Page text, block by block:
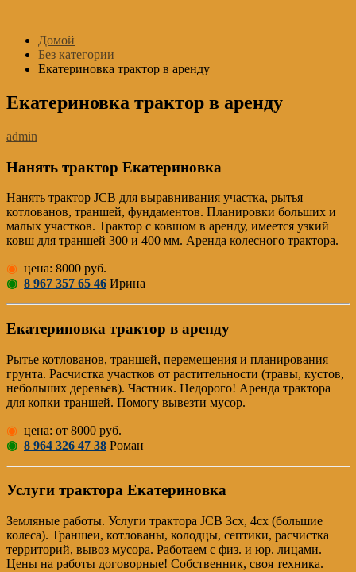
содержимому
Домой
Без категории
Екатериновка трактор в аренду
Екатериновка трактор в аренду
admin
Нанять трактор Екатериновка
Нанять трактор JCB для выравнивания участка, рытья
котлованов, траншей, фундаментов. Планировки больших и
малых участков. Трактор с ковшом в аренду, имеется узкий
ковш для траншей 300 и 400 мм. Аренда колесного трактора.
◉ цена: 8000 руб.
◉ 8 967 357 65 46 Ирина
Екатериновка трактор в аренду
Рытье котлованов, траншей, перемещения и планирования
грунта. Расчистка участков от растительности (травы, кустов,
небольших деревьев). Частник. Недорого! Аренда трактора
для копки траншей. Помогу вывезти мусор.
◉ цена: от 8000 руб.
◉ 8 964 326 47 38 Роман
Услуги трактора Екатериновка
Земляные работы. Услуги трактора JCB 3cx, 4cx (большие
колеса). Траншеи, котлованы, колодцы, септики, расчистка
территорий, вывоз мусора. Работаем с физ. и юр. лицами.
Цены на работы договорные! Собственник, своя техника.